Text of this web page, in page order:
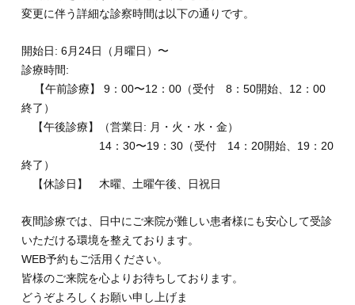
変更に伴う詳細な診察時間は以下の通りです。
開始日: 6月24日（月曜日）〜
診療時間:
【午前診療】 9：00〜12：00（受付 8：50開始、12：00
終了）
【午後診療】（営業日: 月・火・水・金）
14：30〜19：30（受付 14：20開始、19：20
終了）
【休診日】 木曜、土曜午後、日祝日
夜間診療では、日中にご来院が難しい患者様にも安心して受診
いただける環境を整えております。
WEB予約もご活用ください。
皆様のご来院を心よりお待ちしております。
どうぞよろしくお願い申し上げま